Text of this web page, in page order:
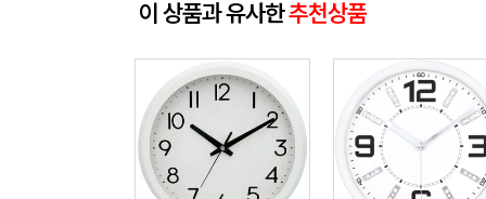
이 상품과 유사한추천상품